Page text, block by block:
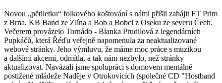
Novou „pětiletku“ folkového koštování s námi přišli zahájit FT Prim
z Brna, KB Band ze Zlína a Bob a Bobci z Oseku ze severu Čech.
Večerem provázelo Tornádo - Blanka Prudilová z legendárních
Pupkáčů, která Řéďu veřejně napomenula za neaktualizované
webové stránky. Jeho výmluvu, že máme moc práce s muzikou
a dalšími akcemi, odmítla, a tak nám nezbylo, než stránky
aktualizovat. Navázali jsme spolupráci s domovem mentálně
postižené mládeže Naděje v Otrokovicích (společné CD "Hostband